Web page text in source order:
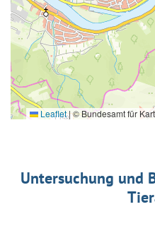
Leaflet|© Bundesamt für
Untersuchung und